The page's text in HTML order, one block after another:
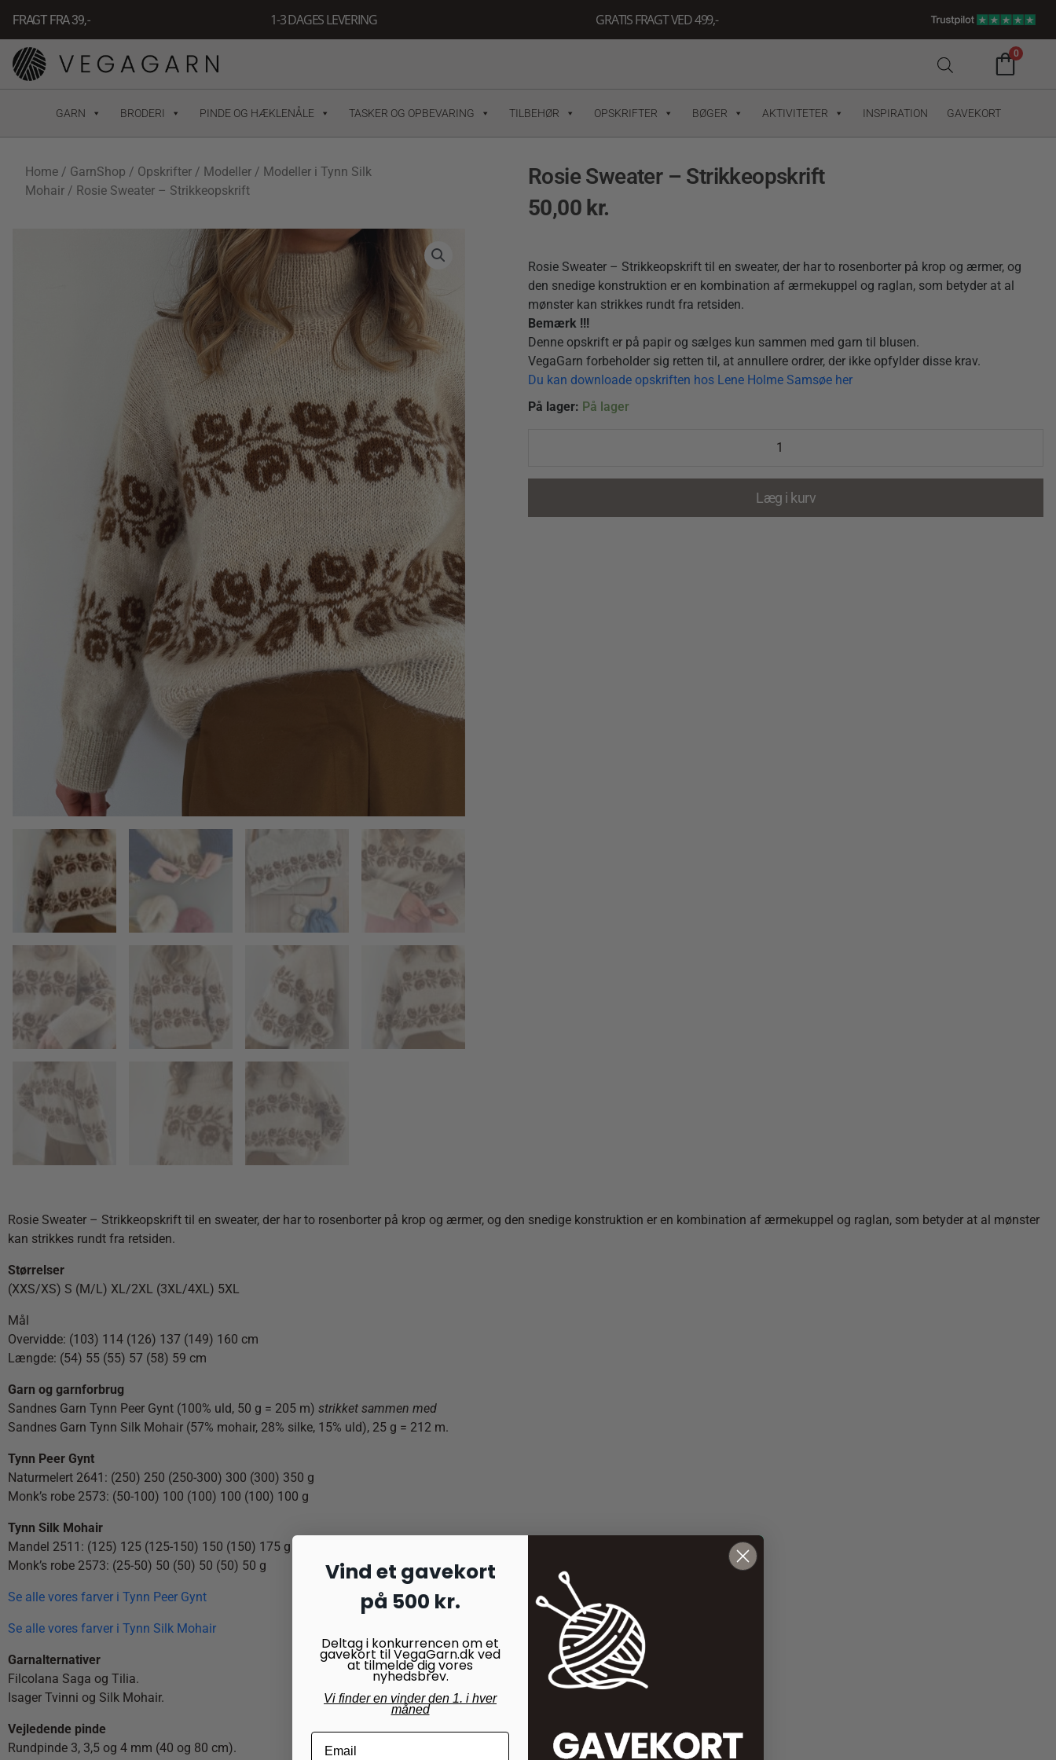
indholdet
FRAGT FRA 39, - 1-3 DAGES LEVERING GRATIS FRAGT VED 499,-
0
GARN BRODERI PINDE OG HÆKLENÅLE TASKER OG OPBEVARING TILBEHØR OPSKRIFTER BØGER AKTIVITETER INSPIRATION GAVEKORT
Home / GarnShop / Opskrifter / Modeller / Modeller i Tynn Silk
Mohair / Rosie Sweater – Strikkeopskrift
Rosie Sweater – Strikkeopskrift
50,00 kr.
Rosie Sweater – Strikkeopskrift til en sweater, der har to rosenborter på krop og ærmer, og
den snedige konstruktion er en kombination af ærmekuppel og raglan, som betyder at al
mønster kan strikkes rundt fra retsiden.
Bemærk !!!
Denne opskrift er på papir og sælges kun sammen med garn til blusen.
VegaGarn forbeholder sig retten til, at annullere ordrer, der ikke opfylder disse krav.
Du kan downloade opskriften hos Lene Holme Samsøe her
På lager: På lager
Rosie
quantity
Læg i kurv
Rosie Sweater – Strikkeopskrift til en sweater, der har to rosenborter på krop og ærmer, og den snedige konstruktion er en kombination af ærmekuppel og raglan, som betyder at al mønster
kan strikkes rundt fra retsiden.
Størrelser
(XXS/XS) S (M/L) XL/2XL (3XL/4XL) 5XL
Mål
Overvidde: (103) 114 (126) 137 (149) 160 cm
Længde: (54) 55 (55) 57 (58) 59 cm
Garn og garnforbrug
Sandnes Garn Tynn Peer Gynt (100% uld, 50 g = 205 m) strikket sammen med
Sandnes Garn Tynn Silk Mohair (57% mohair, 28% silke, 15% uld), 25 g = 212 m.
Tynn Peer Gynt
Naturmelert 2641: (250) 250 (250-300) 300 (300) 350 g
Monk’s robe 2573: (50-100) 100 (100) 100 (100) 100 g
Tynn Silk Mohair
Mandel 2511: (125) 125 (125-150) 150 (150) 175 g
Monk’s robe 2573: (25-50) 50 (50) 50 (50) 50 g
Se alle vores farver i Tynn Peer Gynt
Se alle vores farver i Tynn Silk Mohair
Garnalternativer
Filcolana Saga og Tilia.
Isager Tvinni og Silk Mohair.
Vejledende pinde
Rundpinde 3, 3,5 og 4 mm (40 og 80 cm).
Vind et gavekort
på 500 kr.
Deltag i konkurrencen om et
gavekort til VegaGarn.dk ved
at tilmelde dig vores
nyhedsbrev.
Vi finder en vinder den 1. i hver
måned